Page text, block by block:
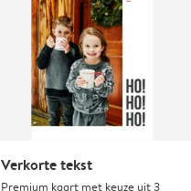
Verkorte tekst
Premium kaart met keuze uit 3